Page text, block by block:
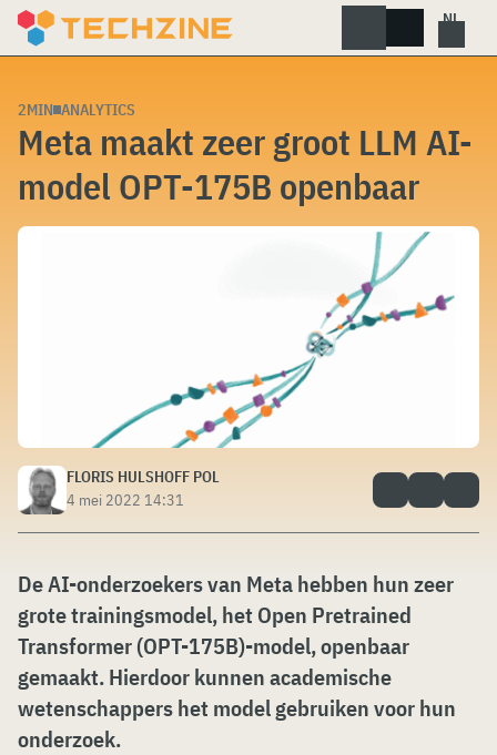
Skip
2MIN ANALYTICS
Meta maakt zeer groot LLM AI-
model OPT-175B openbaar
FLORIS HULSHOFF POL
4 mei 2022 14:31
De AI-onderzoekers van Meta hebben hun zeer
grote trainingsmodel, het Open Pretrained
Transformer (OPT-175B)-model, openbaar
gemaakt. Hierdoor kunnen academische
wetenschappers het model gebruiken voor hun
onderzoek.